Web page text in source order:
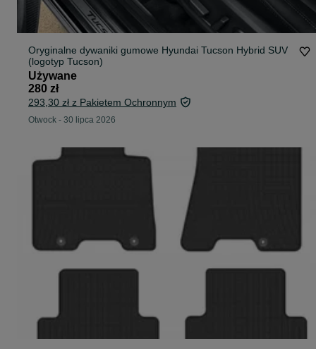
Oryginalne dywaniki gumowe Hyundai Tucson Hybrid SUV
(logotyp Tucson)
Używane
280 zł
293,30 zł z Pakietem Ochronnym
Otwock - 30 lipca 2026